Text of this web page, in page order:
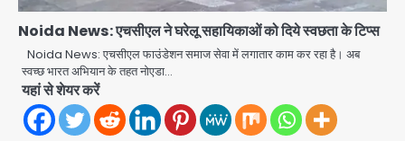
Noida News: एचसीएल ने घरेलू सहायिकाओं को दिये स्वछता के टिप्स
Noida News: एचसीएल फाउंडेशन समाज सेवा में लगातार काम कर रहा है। अब
स्वच्छ भारत अभियान के तहत नोएडा…
यहां से शेयर करें
Greater Noida: बाइक सवार को बचाते
बाल-बाल बचा
Avinash Kumar